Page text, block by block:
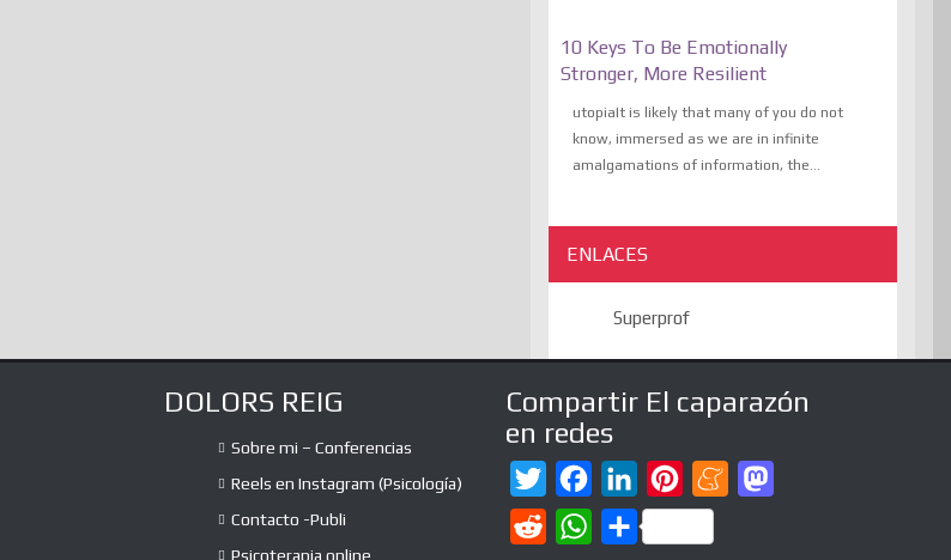
10 Keys To Be Emotionally
Stronger, More Resilient
utopiaIt is likely that many of you do not
know, immersed as we are in infinite
amalgamations of information, the...
ENLACES
Superprof
DOLORS REIG
Sobre mi – Conferencias
Reels en Instagram (Psicología)
Contacto -Publi
Psicoterapia online
Compartir El caparazón
en redes
w
n
i
n
M
W
C